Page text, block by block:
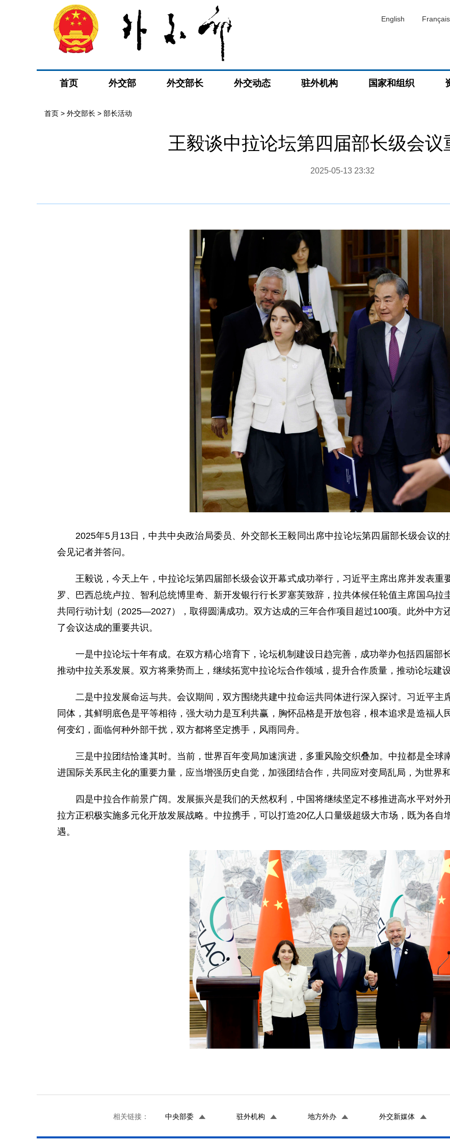
English Français
首页 外交部 外交部长 外交动态 驻外机构 国家和组织
首页 > 外交部长 > 部长活动
王毅谈中拉论坛第四届部长级会议
2025-05-13 23:32
2025年5月13日，中共中央政治局委员、外交部长王毅同出席中拉论坛第四届部长级会议的
会见记者并答问。
王毅说，今天上午，中拉论坛第四届部长级会议开幕式成功举行，习近平主席出席并发表重
罗、巴西总统卢拉、智利总统博里奇、新开发银行行长罗塞芙致辞，拉共体候任轮值主席国乌拉
共同行动计划（2025—2027），取得圆满成功。双方达成的三年合作项目超过100项。此外中方
了会议达成的重要共识。
一是中拉论坛十年有成。在双方精心培育下，论坛机制建设日趋完善，成功举办包括四届部
推动中拉关系发展。双方将乘势而上，继续拓宽中拉论坛合作领域，提升合作质量，推动论坛建设
二是中拉发展命运与共。会议期间，双方围绕共建中拉命运共同体进行深入探讨。习近平主
同体，其鲜明底色是平等相待，强大动力是互利共赢，胸怀品格是开放包容，根本追求是造福人
何变幻，面临何种外部干扰，双方都将坚定携手，风雨同舟。
三是中拉团结恰逢其时。当前，世界百年变局加速演进，多重风险交织叠加。中拉都是全球
进国际关系民主化的重要力量，应当增强历史自觉，加强团结合作，共同应对变局乱局，为世界
四是中拉合作前景广阔。发展振兴是我们的天然权利，中国将继续坚定不移推进高水平对外
拉方正积极实施多元化开放发展战略。中拉携手，可以打造20亿人口量级超级大市场，既为各
遇。
相关链接： 中央部委 驻外机构 地方外办 外交新媒体